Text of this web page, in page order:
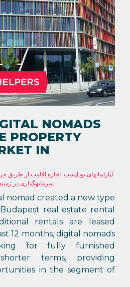
NOMADS
PROPERTY
IN
آپارتمانهای بوداپست,اجازه اقامت از طریق
سرمایهگذاری در
nomad created a new type
real estate rental
rentals are leased
12 months, digital nomads
for fully furnished
terms, providing
in the segment of